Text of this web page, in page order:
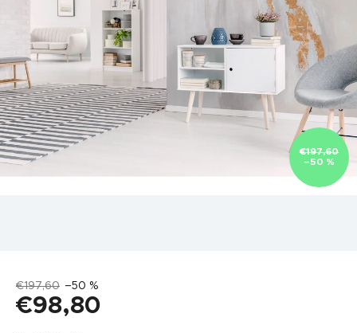
€197,60
–50 %
€197,60 –50 %
€98,80